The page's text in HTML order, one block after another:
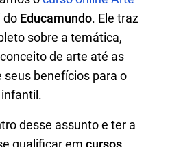
do Educamundo. Ele traz
sobre a temática,
de arte até as
benefícios para o
desse assunto e ter a
qualificar em cursos